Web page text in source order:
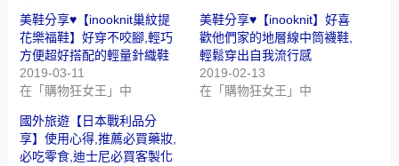
美鞋分享♥【inooknit巢紋提
花樂福鞋】好穿不咬腳,輕巧
方便超好搭配的輕量針織鞋
2019-03-11
在「購物狂女王」中
美鞋分享♥【inooknit】好喜
歡他們家的地層線中筒襪鞋,
輕鬆穿出自我流行感
2019-02-13
在「購物狂女王」中
國外旅遊【日本戰利品分
享】使用心得,推薦必買藥妝,
必吃零食,迪士尼必買客製化